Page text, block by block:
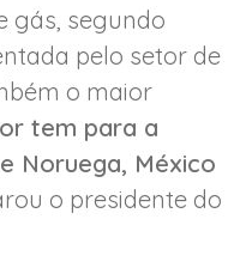
gás, segundo
pelo setor de
o maior
tem para a
Noruega, México
o presidente do